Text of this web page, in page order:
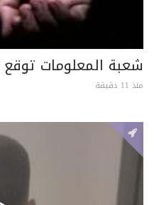
شعبة المعلومات توقع
منذ 11 دقيقة